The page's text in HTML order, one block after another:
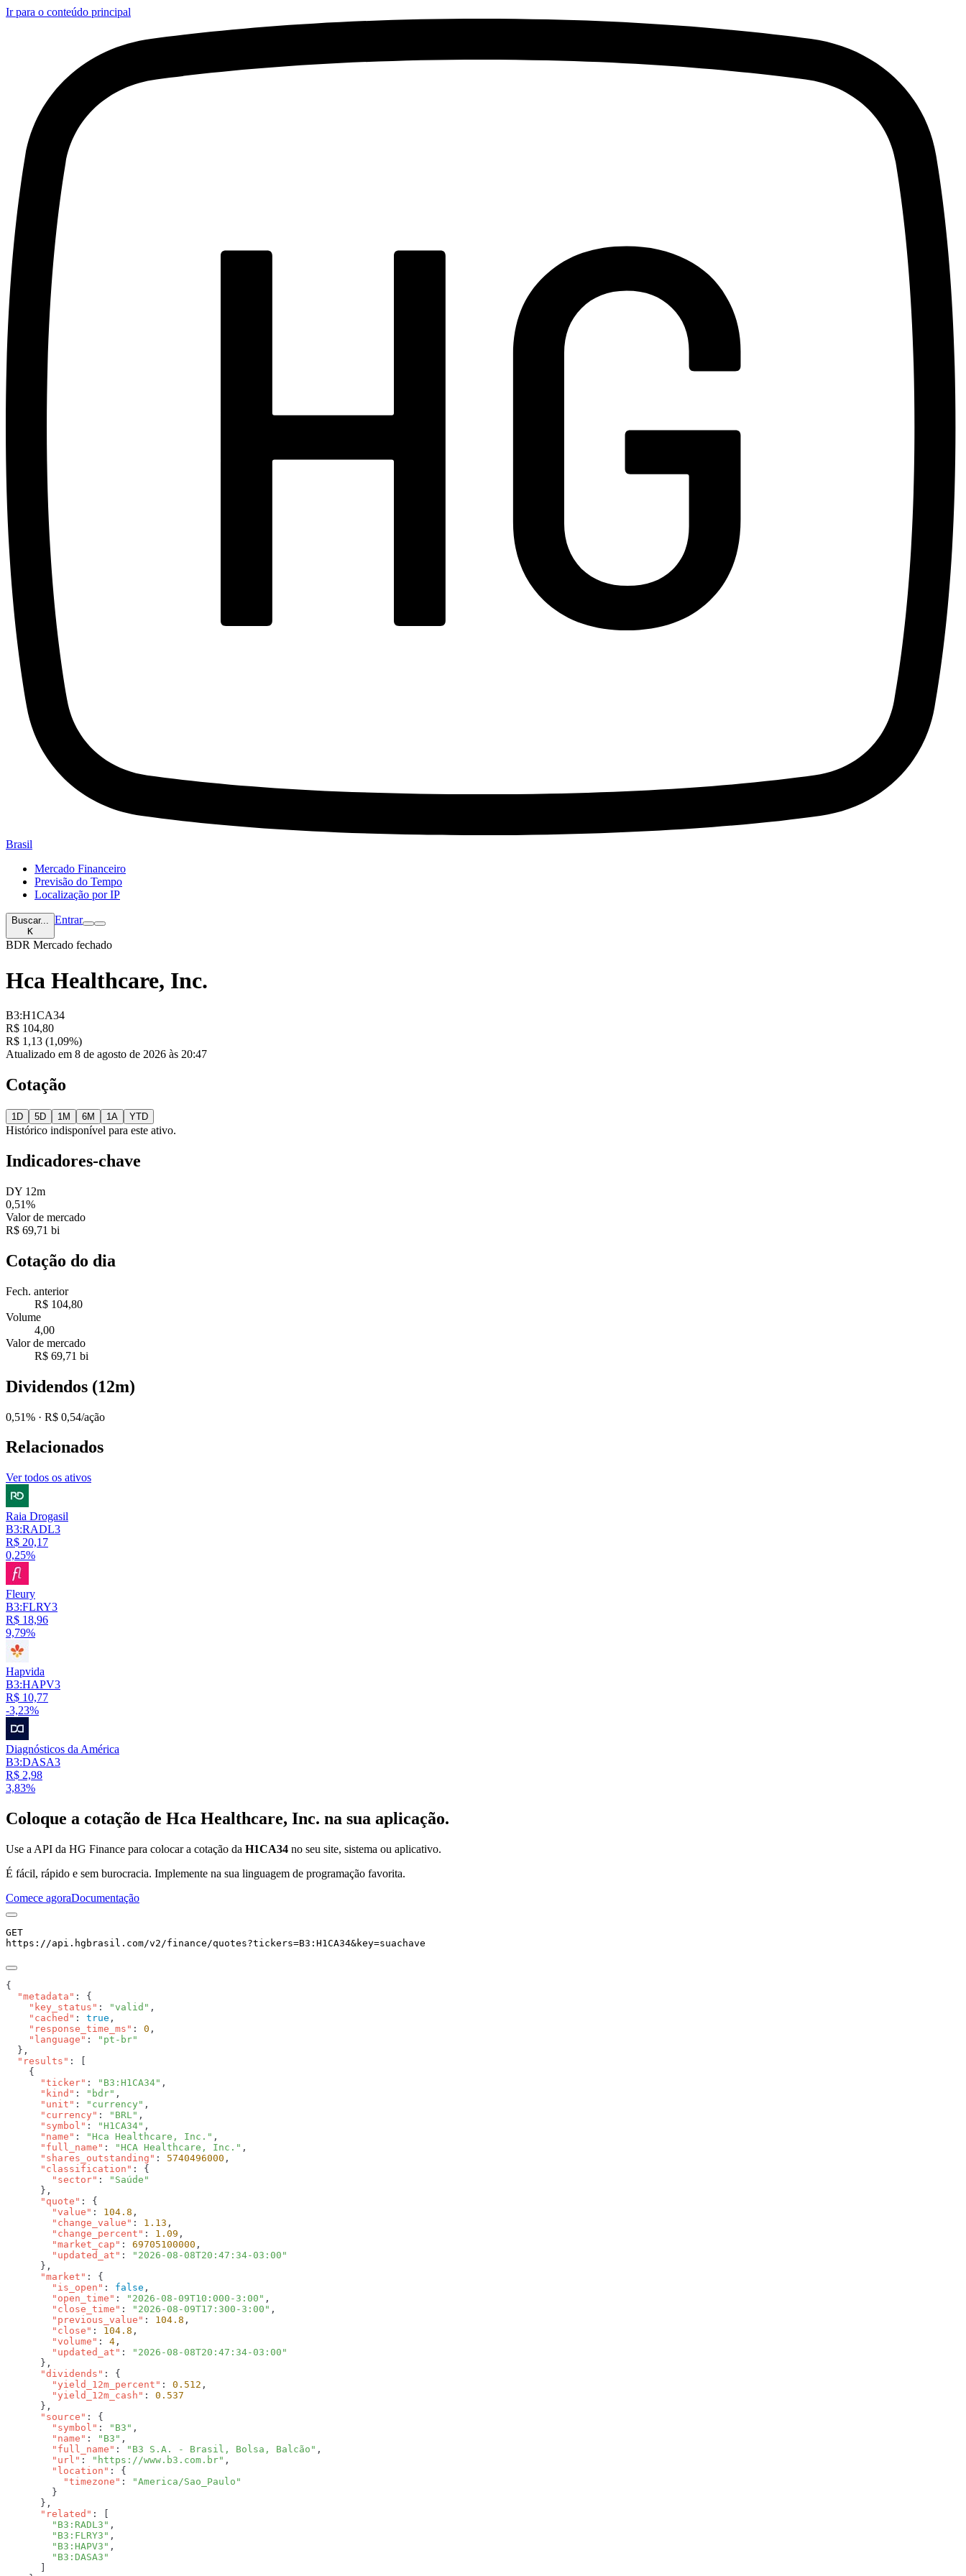
Ir para o conteúdo principal
Brasil
Mercado Financeiro
Previsão do Tempo
Localização por IP
Buscar...
K
Entrar
BDR Mercado fechado
Hca Healthcare, Inc.
B3:H1CA34
R$ 104,80
R$ 1,13 (1,09%)
Atualizado em 8 de agosto de 2026 às 20:47
Cotação
1D 5D 1M 6M 1A YTD
Histórico indisponível para este ativo.
Indicadores-chave
DY 12m
0,51%
Valor de mercado
R$ 69,71 bi
Cotação do dia
Fech. anterior
R$ 104,80
Volume
4,00
Valor de mercado
R$ 69,71 bi
Dividendos (12m)
0,51% · R$ 0,54/ação
Relacionados
Ver todos os ativos
Raia Drogasil
B3:RADL3
R$ 20,17
0,25%
Fleury
B3:FLRY3
R$ 18,96
9,79%
Hapvida
B3:HAPV3
R$ 10,77
-3,23%
Diagnósticos da América
B3:DASA3
R$ 2,98
3,83%
Coloque a cotação de Hca Healthcare, Inc. na sua aplicação.
Use a API da HG Finance para colocar a cotação da H1CA34 no seu site, sistema ou aplicativo.
É fácil, rápido e sem burocracia. Implemente na sua linguagem de programação favorita.
Comece agoraDocumentação
GET
https://api.hgbrasil.com/v2/finance/quotes?tickers=B3:H1CA34&key=suachave
  "metadata"
    "key_status"
: "valid"
    "cached"
: true
    "response_time_ms"
: 0
    "language"
:
  "results"
      "ticker"
: "B3:H1CA34"
      "kind"
: "bdr"
      "unit"
: "currency"
      "currency"
: "BRL"
      "symbol"
: "H1CA34"
      "name"
: "Hca Healthcare, Inc."
      "full_name"
: "HCA Healthcare, Inc."
      "shares_outstanding"
: 5740496000
      "classification"
        "sector"
:
      "quote"
        "value"
: 104.8
        "change_value"
: 1.13
        "change_percent"
: 1.09
        "market_cap"
: 69705100000
        "updated_at"
:
      "market"
        "is_open"
: false
        "open_time"
: "2026-08-09T10:000-3:00"
        "close_time"
: "2026-08-09T17:300-3:00"
        "previous_value"
: 104.8
        "close"
: 104.8
        "volume"
: 4
        "updated_at"
:
      "dividends"
        "yield_12m_percent"
: 0.512
        "yield_12m_cash"
:
      "source"
        "symbol"
: "B3"
        "name"
: "B3"
        "full_name"
: "B3 S.A. - Brasil, Bolsa, Balcão"
        "url"
: "https://www.b3.com.br"
        "location"
          "timezone"
:
      "related"
        "B3:RADL3"
        "B3:FLRY3"
        "B3:HAPV3"